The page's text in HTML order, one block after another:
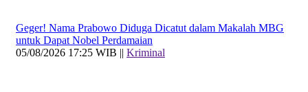
Geger! Nama Prabowo Diduga Dicatut dalam Makalah MBG
untuk Dapat Nobel Perdamaian
05/08/2026 17:25 WIB || Kriminal